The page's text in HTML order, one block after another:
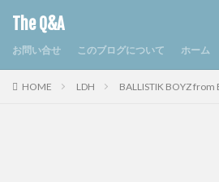
The Q&A
お問い合せ このブログについて ホーム
HOME LDH BALLISTIK BOYZ